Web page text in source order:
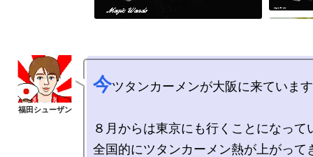
今ツタンカーメンが大阪に来ていま
８月からは東京にも行くことになって
全国的にツタンカーメン熱が上がって